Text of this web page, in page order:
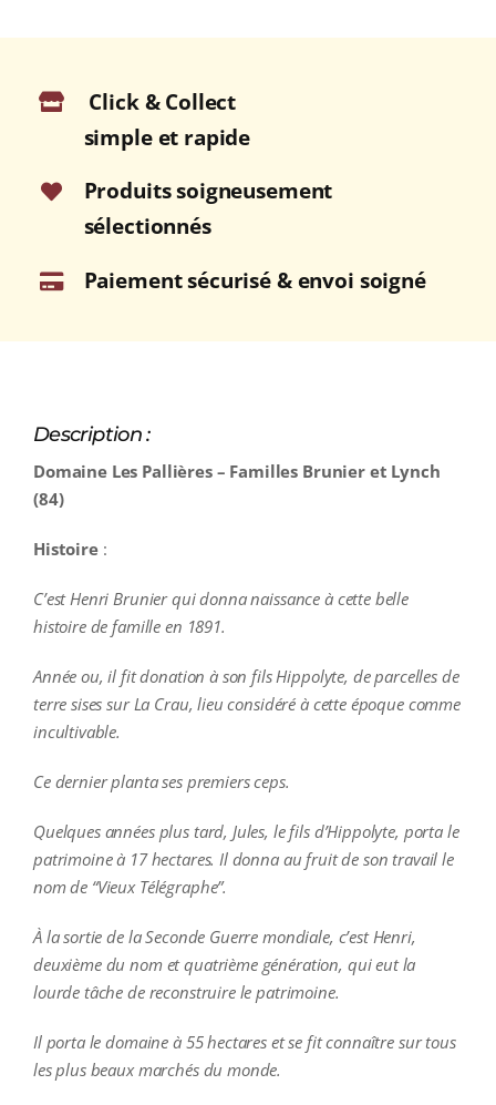
Rouge
Bouteille
75cl
Click & Collect
simple et rapide
Produits soigneusement
sélectionnés
Paiement sécurisé & envoi soigné
Description :
Domaine Les Pallières – Familles Brunier et Lynch
(84)
Histoire:
C’est Henri Brunier qui donna naissance à cette belle
histoire de famille en 1891.
Année ou, il fit donation à son fils Hippolyte, de parcelles de
terre sises sur La Crau, lieu considéré à cette époque comme
incultivable.
Ce dernier planta ses premiers ceps.
Quelques années plus tard, Jules, le fils d’Hippolyte, porta le
patrimoine à 17 hectares. Il donna au fruit de son travail le
nom de “Vieux Télégraphe”.
À la sortie de la Seconde Guerre mondiale, c’est Henri,
deuxième du nom et quatrième génération, qui eut la
lourde tâche de reconstruire le patrimoine.
Il porta le domaine à 55 hectares et se fit connaître sur tous
les plus beaux marchés du monde.